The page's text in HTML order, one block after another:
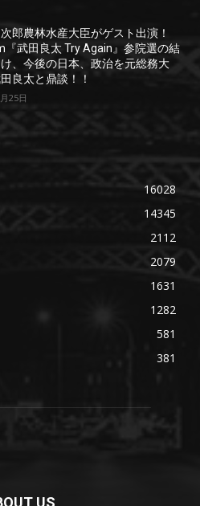
郎農林水産大臣がゲスト出演！
武田良太 Try Again』参院選の結
、今後の日本、政治を元総務大
良太と鼎談！！
25日
16028
14345
2112
2079
1631
1282
581
381
US